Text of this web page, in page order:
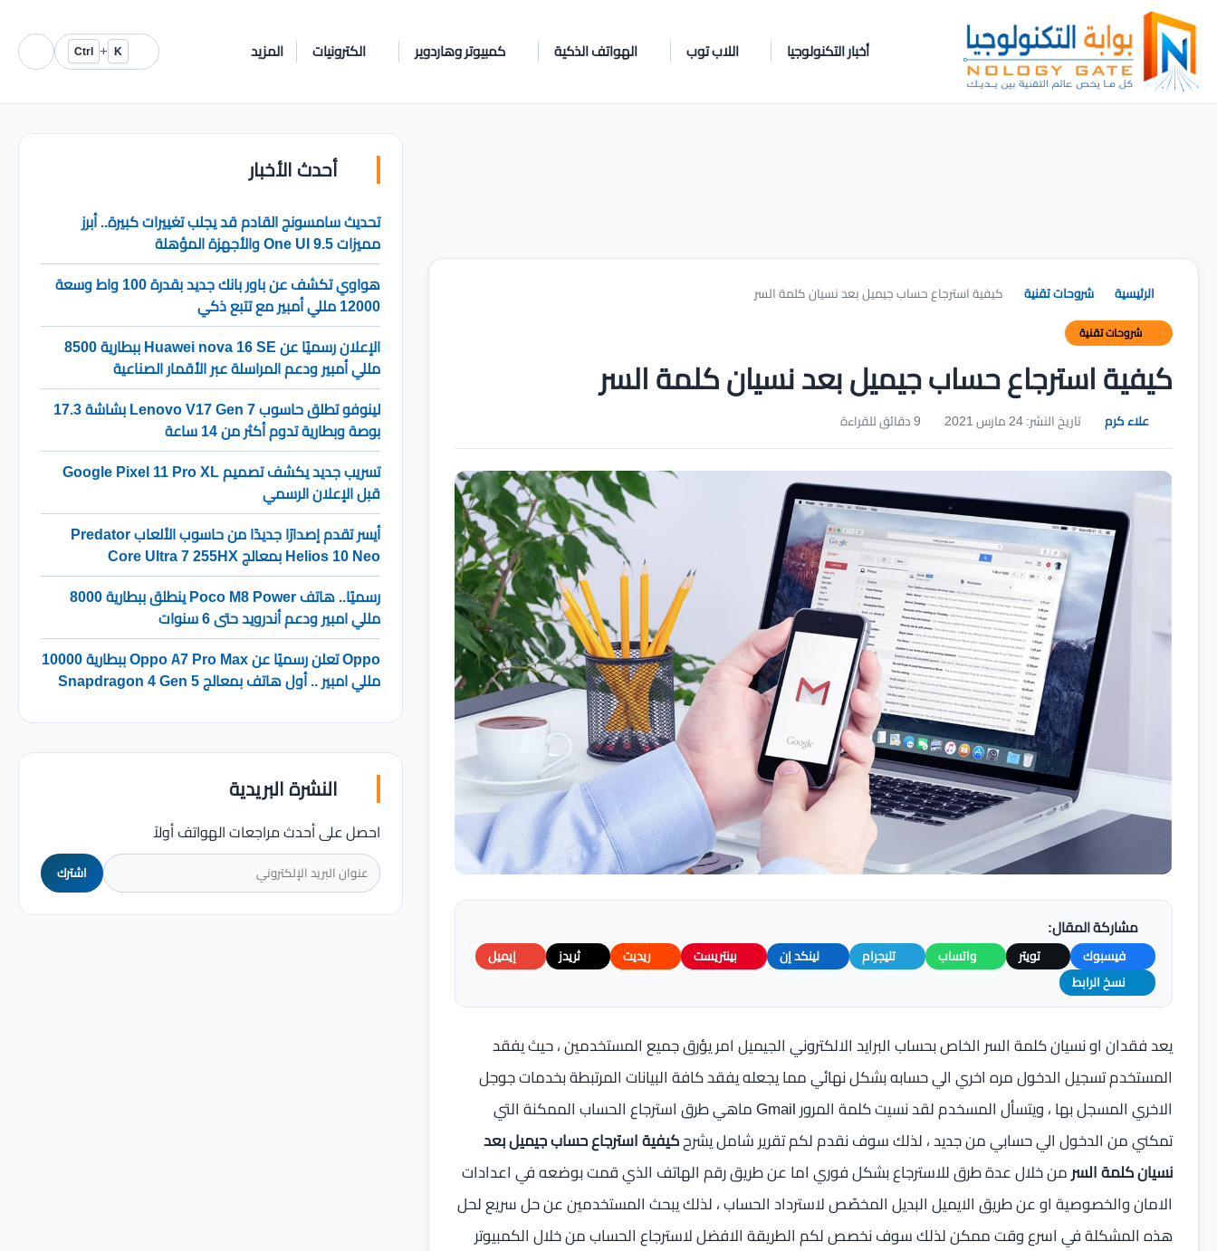
أخبار التكنولوجيا اللاب توب الهواتف الذكية كمبيوتر وهاردوير الكترونيات المزيد K
+
Ctrl
الرئيسية شروحات تقنية كيفية استرجاع حساب جيميل بعد نسيان كلمة السر
شروحات تقنية
كيفية استرجاع حساب جيميل بعد نسيان كلمة السر
علاء كرم تاريخ النشر: 24 مارس 2021
مشاركة المقال:
فيسبوك تويتر واتساب تليجرام لينكد إن بينتريست ريديت ثريدز
إيميل
نسخ الرابط
يعد فقدان او نسيان كلمة السر الخاص بحساب البرايد الالكتروني الجيميل امر يؤرق جميع المستخدمين ، حيث يفقد
المستخدم تسجيل الدخول مره اخري الي حسابه بشكل نهائي مما يجعله يفقد كافة البيانات المرتبطة بخدمات جوجل
الاخري المسجل بها ، ويتسأل المسخدم لقد نسيت كلمة المرور Gmail ماهي طرق استرجاع الحساب الممكنة التي
تمكني من الدخول الي حسابي من جديد ، لذلك سوف نقدم لكم تقرير شامل يشرحكيفية استرجاع حساب جيميل بعد
نسيان كلمة السرمن خلال عدة طرق للاسترجاع بشكل فوري اما عن طريق رقم الهاتف الذي قمت بوضعه في اعدادات
الامان والخصوصية او عن طريق الايميل البديل المخصّص لاسترداد الحساب ، لذلك يبحث المستخدمين عن حل سريع لحل
هذه المشكلة في اسرع وقت ممكن لذلك سوف نخصص لكم الطريقة الافضل لاسترجاع الحساب من خلال الكمبيوتر
أحدث الأخبار
تحديث سامسونج القادم قد يجلب تغييرات كبيرة.. أبرز
مميزات One UI 9.5 والأجهزة المؤهلة
هواوي تكشف عن باور بانك جديد بقدرة 100 واط وسعة
12000 مللي أمبير مع تتبع ذكي
الإعلان رسميًا عن Huawei nova 16 SE ببطارية 8500
مللي أمبير ودعم المراسلة عبر الأقمار الصناعية
لينوفو تطلق حاسوب Lenovo V17 Gen 7 بشاشة 17.3
بوصة وبطارية تدوم أكثر من 14 ساعة
تسريب جديد يكشف تصميم Google Pixel 11 Pro XL
قبل الإعلان الرسمي
أيسر تقدم إصدارًا جديدًا من حاسوب الألعاب Predator
Helios 10 Neo بمعالج Core Ultra 7 255HX
رسميًا.. هاتف Poco M8 Power ينطلق ببطارية 8000
مللي امبير ودعم أندرويد حتى 6 سنوات
Oppo تعلن رسميًا عن Oppo A7 Pro Max ببطارية 10000
مللي امبير .. أول هاتف بمعالج Snapdragon 4 Gen 5
النشرة البريدية
احصل على أحدث مراجعات الهواتف أولاً
اشترك